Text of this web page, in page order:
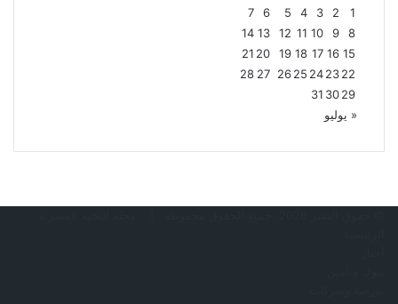
1
2
3
4
5
6
7
8
9
10
11
12
13
14
15
16
17
18
19
20
21
22
23
24
25
26
27
28
29
30
31
« يوليو